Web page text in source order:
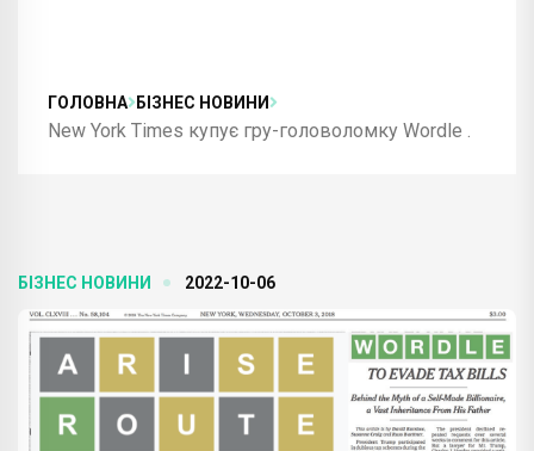
ГОЛОВНА БІЗНЕС НОВИНИ
New York Times купує гру-головоломку Wordle .
БІЗНЕС НОВИНИ 2022-10-06